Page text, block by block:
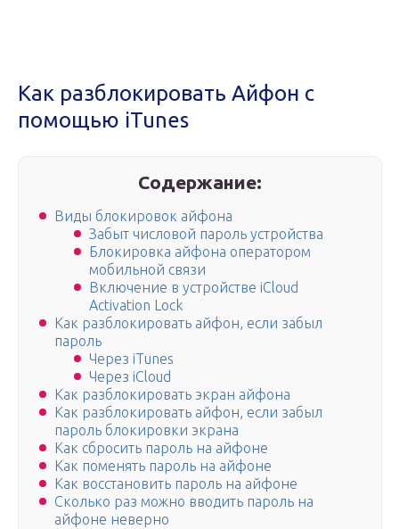
Как разблокировать Айфон с
помощью iTunes
Содержание:
Виды блокировок айфона
Забыт числовой пароль устройства
Блокировка айфона оператором
мобильной связи
Включение в устройстве iCloud
Activation Lock
Как разблокировать айфон, если забыл
пароль
Через iTunes
Через iCloud
Как разблокировать экран айфона
Как разблокировать айфон, если забыл
пароль блокировки экрана
Как сбросить пароль на айфоне
Как поменять пароль на айфоне
Как восстановить пароль на айфоне
Сколько раз можно вводить пароль на
айфоне неверно